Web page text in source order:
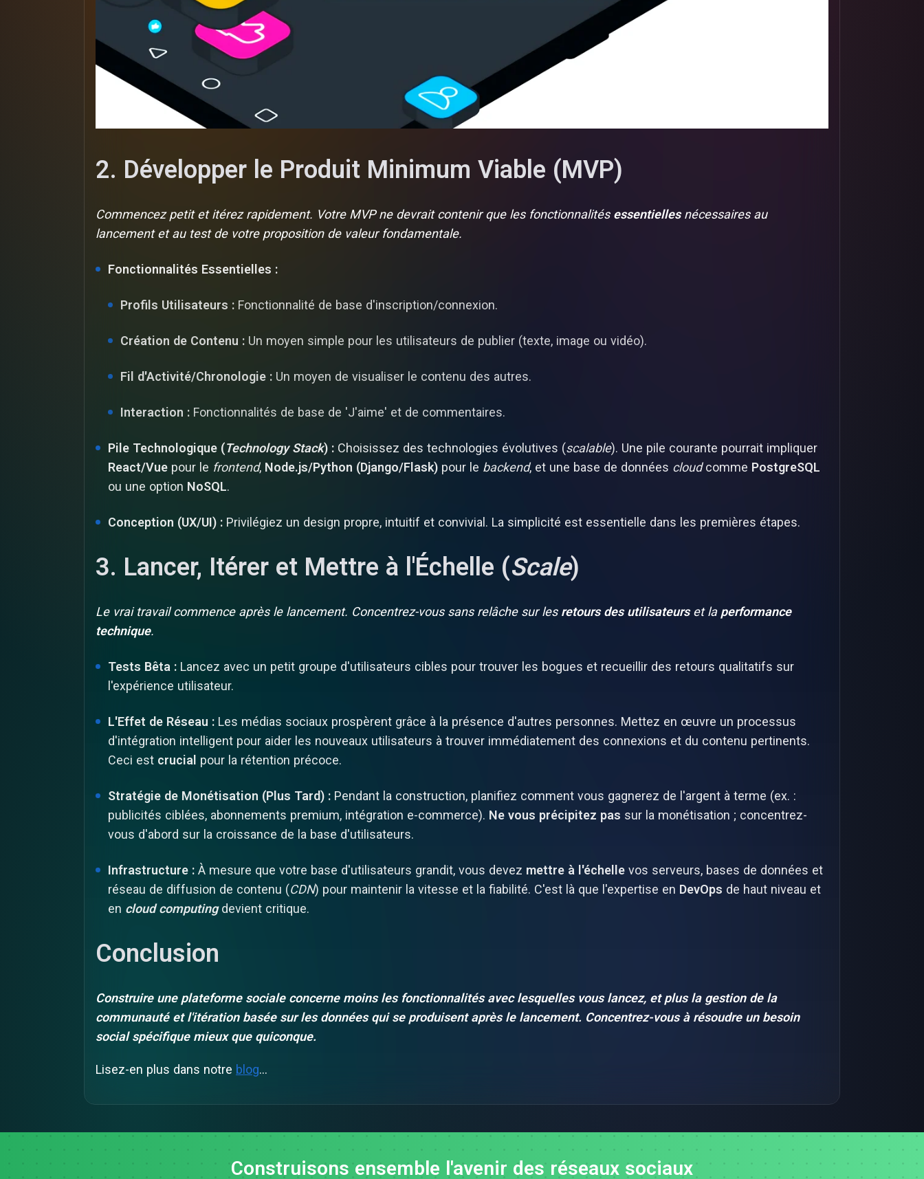
2. Développer le Produit Minimum Viable (MVP)
Commencez petit et itérez rapidement. Votre MVP ne devrait contenir que les fonctionnalités essentiellesnécessaires au
lancement et au test de votre proposition de valeur fondamentale.
Fonctionnalités Essentielles :
Profils Utilisateurs : Fonctionnalité de base d'inscription/connexion.
Création de Contenu : Un moyen simple pour les utilisateurs de publier (texte, image ou vidéo).
Fil d'Activité/Chronologie : Un moyen de visualiser le contenu des autres.
Interaction : Fonctionnalités de base de 'J'aime' et de commentaires.
Pile Technologique (Technology Stack) : Choisissez des technologies évolutives (scalable). Une pile courante pourrait impliquer
React/Vue pour le frontend, Node.js/Python (Django/Flask) pour le backend, et une base de données cloudcomme PostgreSQL
ou une option NoSQL.
Conception (UX/UI) : Privilégiez un design propre, intuitif et convivial. La simplicité est essentielle dans les premières étapes.
3. Lancer, Itérer et Mettre à l'Échelle (Scale)
Le vrai travail commence après le lancement. Concentrez-vous sans relâche sur les retours des utilisateurset la performance
technique.
Tests Bêta : Lancez avec un petit groupe d'utilisateurs cibles pour trouver les bogues et recueillir des retours qualitatifs sur
l'expérience utilisateur.
L'Effet de Réseau : Les médias sociaux prospèrent grâce à la présence d'autres personnes. Mettez en œuvre un processus
d'intégration intelligent pour aider les nouveaux utilisateurs à trouver immédiatement des connexions et du contenu pertinents.
Ceci est crucial pour la rétention précoce.
Stratégie de Monétisation (Plus Tard) : Pendant la construction, planifiez comment vous gagnerez de l'argent à terme (ex. :
publicités ciblées, abonnements premium, intégration e-commerce). Ne vous précipitez pas sur la monétisation ; concentrez-
vous d'abord sur la croissance de la base d'utilisateurs.
Infrastructure : À mesure que votre base d'utilisateurs grandit, vous devez mettre à l'échelle vos serveurs, bases de données et
réseau de diffusion de contenu (CDN) pour maintenir la vitesse et la fiabilité. C'est là que l'expertise en DevOps de haut niveau et
en cloud computingdevient critique.
Conclusion
Construire une plateforme sociale concerne moins les fonctionnalités avec lesquelles vous lancez, et plus la gestion de la
communauté et l'itération basée sur les données qui se produisent après le lancement. Concentrez-vous à résoudre un besoin
social spécifique mieux que quiconque.
Lisez-en plus dans notre blog…
Construisons ensemble l'avenir des réseaux sociaux